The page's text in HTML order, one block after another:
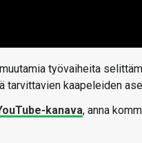
työvaiheita
kaapeleiden
kanava, anna